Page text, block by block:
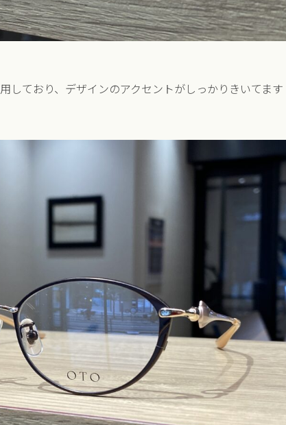
しており、デザインのアクセントがしっかりきいてます